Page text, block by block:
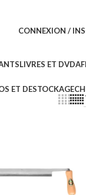
CONNEXION /
LIVRES ET DVD
ET DESTOCKAGE